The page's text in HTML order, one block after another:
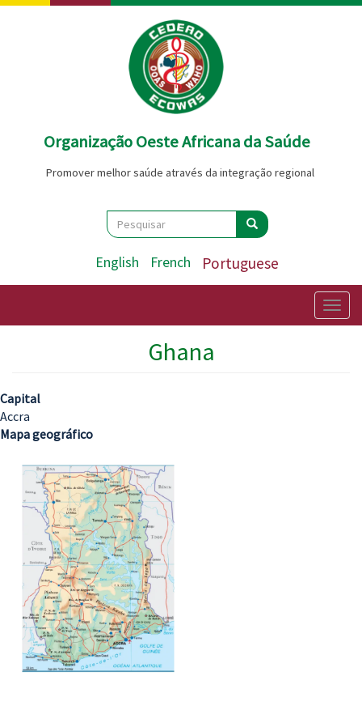
Passar
Organização Oeste Africana da Saúde
Promover melhor saúde através da integração regional
Search
Pesquisar Pesquisar
English French Portuguese
Ghana
Capital
Accra
Mapa geográfico
Imagem